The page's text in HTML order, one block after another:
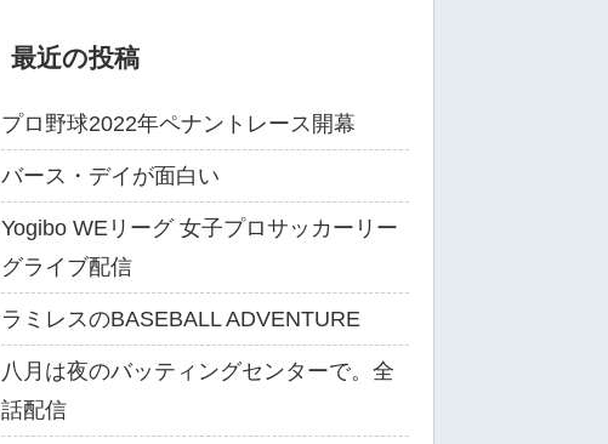
最近の投稿
プロ野球2022年ペナントレース開幕
バース・デイが面白い
Yogibo WEリーグ 女子プロサッカーリー
グライブ配信
ラミレスのBASEBALL ADVENTURE
八月は夜のバッティングセンターで。全
話配信